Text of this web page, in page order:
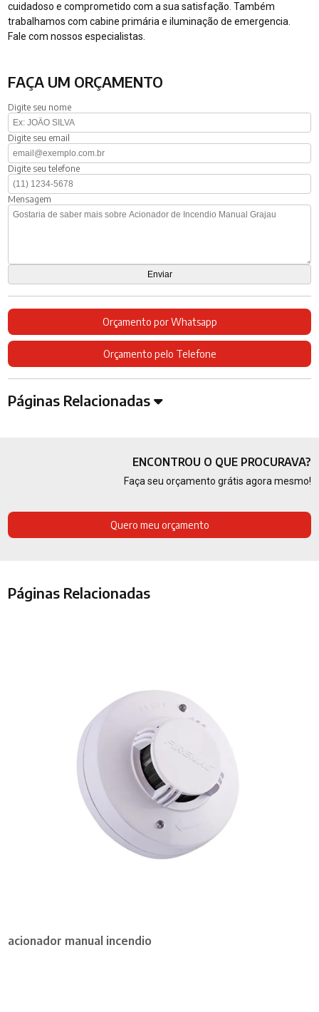
cuidadoso e comprometido com a sua satisfação. Também
trabalhamos com cabine primária e iluminação de emergencia.
Fale com nossos especialistas.
FAÇA UM ORÇAMENTO
Digite seu nome
Digite seu email
Digite seu telefone
Mensagem
Orçamento por Whatsapp
Orçamento pelo Telefone
Páginas Relacionadas
ENCONTROU O QUE PROCURAVA?
Faça seu orçamento grátis agora mesmo!
Quero meu orçamento
Páginas Relacionadas
acionador manual incendio